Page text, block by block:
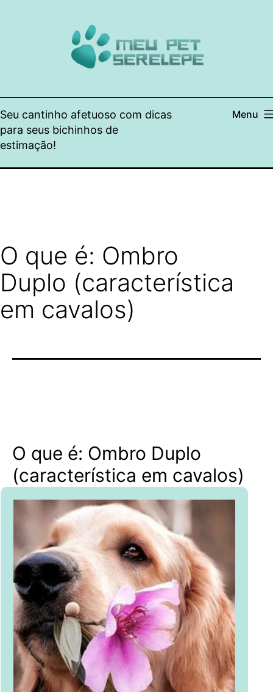
Seu cantinho afetuoso com dicas
para seus bichinhos de
estimação!
Menu
O que é: Ombro
Duplo (característica
em cavalos)
O que é: Ombro Duplo
(característica em cavalos)